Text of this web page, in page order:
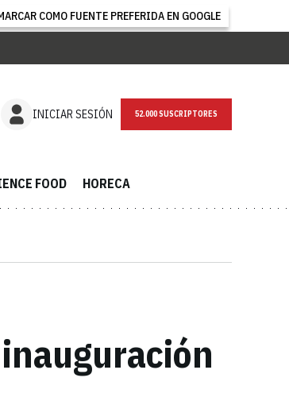
COMO FUENTE PREFERIDA EN GOOGLE
INICIAR SESIÓN NEWSLETTER
FOOD HORECA